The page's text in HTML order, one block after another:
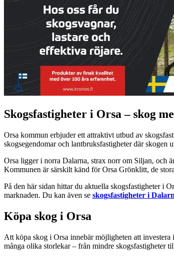
Skogsfastigheter i Orsa – skog
Orsa kommun erbjuder ett attraktivt utbud av
skogsegendomar och lantbruksfastigheter där skogen
Orsa ligger i norra Dalarna, strax norr om Siljan, och
Kommunen är särskilt känd för Orsa Grönklitt, de
På den här sidan hittar du aktuella skogsfastigheter i
marknaden. Du kan även se skogsfastigheter i
Köpa skog i Orsa
Att köpa skog i Orsa innebär möjligheten att
många olika storlekar – från mindre skogsfastigheter